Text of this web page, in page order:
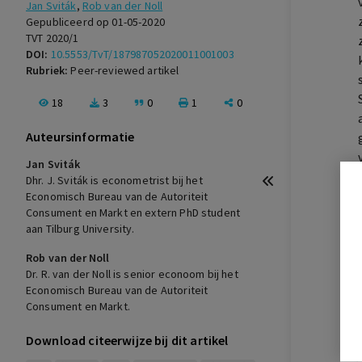
Jan Sviták, Rob van der Noll
Gepubliceerd op 01-05-2020
TVT 2020/1
DOI: 10.5553/TvT/187987052020011001003
Rubriek: Peer-reviewed artikel
18 3 0 1 0
Auteursinformatie
Jan Sviták
Dhr. J. Sviták is econometrist bij het
Economisch Bureau van de Autoriteit
Consument en Markt en extern PhD student
aan Tilburg University.
Rob van der Noll
Dr. R. van der Noll is senior econoom bij het
Economisch Bureau van de Autoriteit
Consument en Markt.
Download citeerwijze bij dit artikel